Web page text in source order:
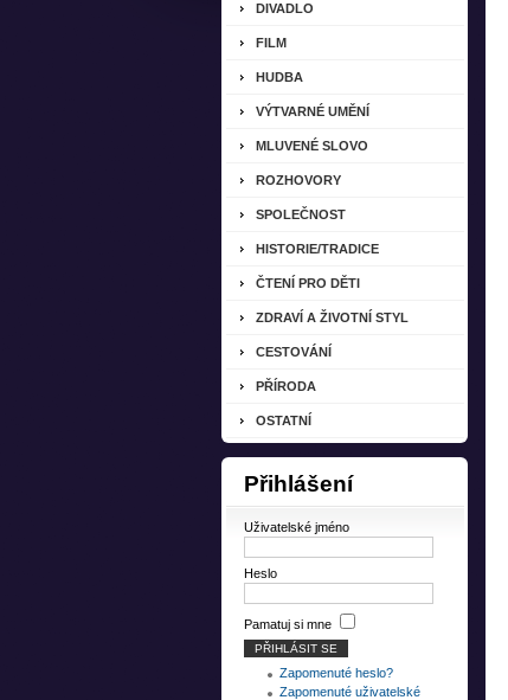
DIVADLO
FILM
HUDBA
VÝTVARNÉ UMĚNÍ
MLUVENÉ SLOVO
ROZHOVORY
SPOLEČNOST
HISTORIE/TRADICE
ČTENÍ PRO DĚTI
ZDRAVÍ A ŽIVOTNÍ STYL
CESTOVÁNÍ
PŘÍRODA
OSTATNÍ
Přihlášení
Uživatelské jméno
Heslo
Pamatuj si mne
Zapomenuté heslo?
Zapomenuté uživatelské